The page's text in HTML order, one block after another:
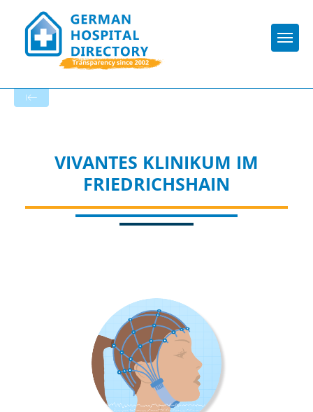
VIVANTES KLINIKUM IM
FRIEDRICHSHAIN